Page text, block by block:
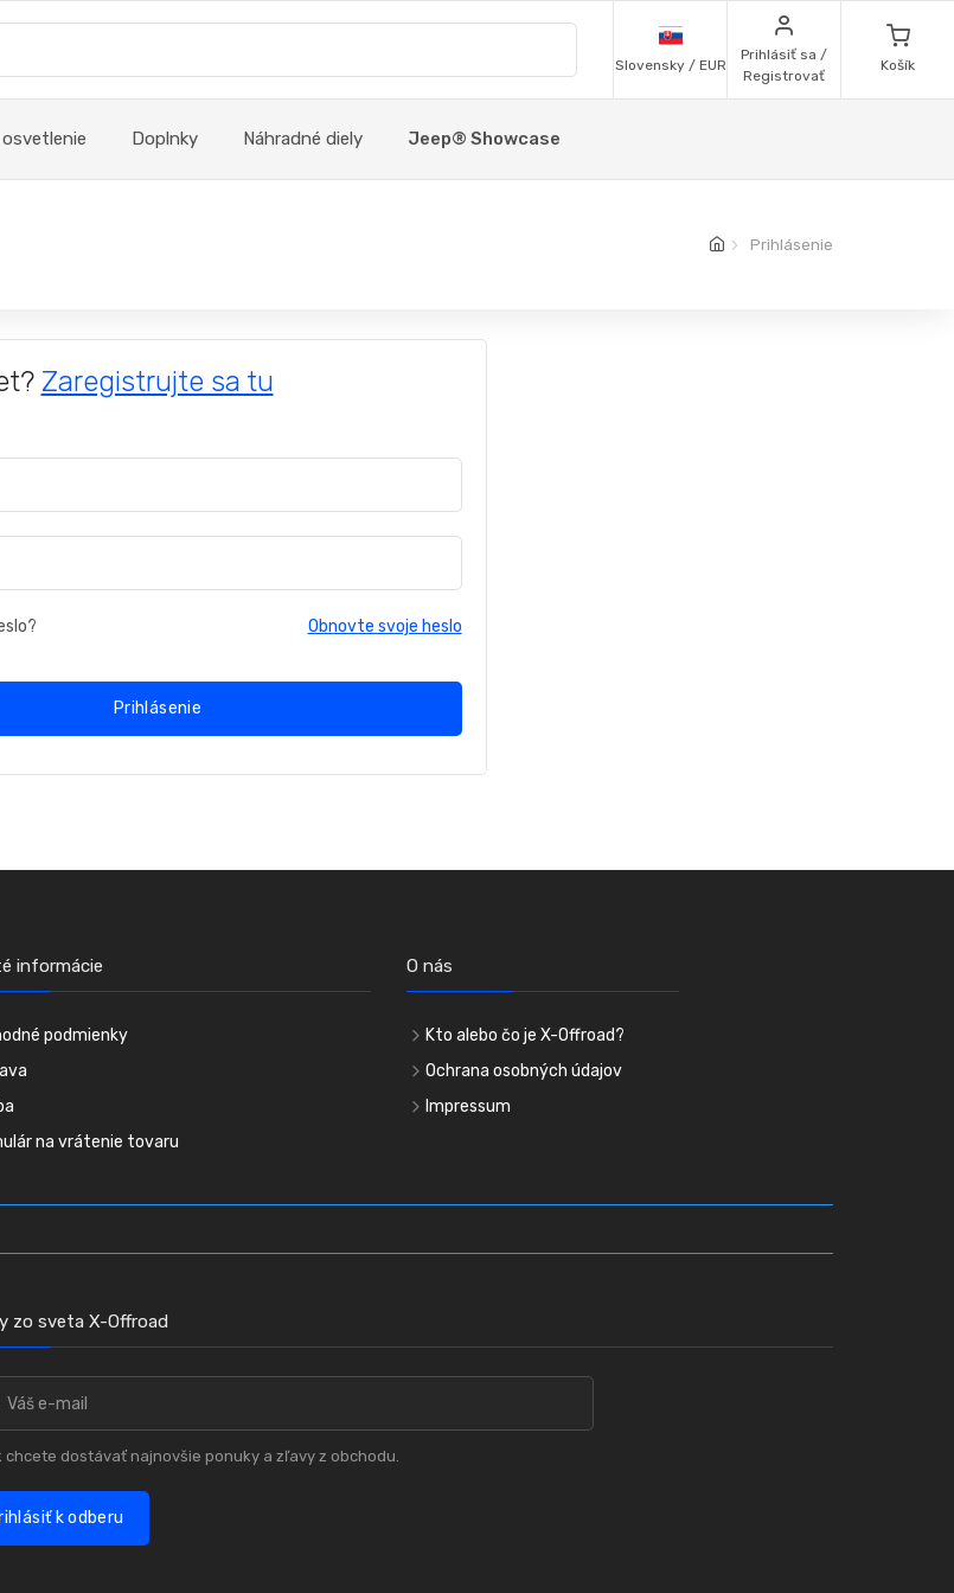
Slovensky / EUR
Prihlásiť sa /
Registrovať
Košík
osvetlenie Doplnky Náhradné diely Jeep® Showcase
Prihlásenie
Zaregistrujte sa tu
Obnovte svoje heslo
Prihlásenie
informácie
podmienky
na vrátenie tovaru
O nás
Kto alebo čo je X-Offroad?
Ochrana osobných údajov
Impressum
zo sveta X-Offroad
chcete dostávať najnovšie ponuky a zľavy z obchodu.
k odberu